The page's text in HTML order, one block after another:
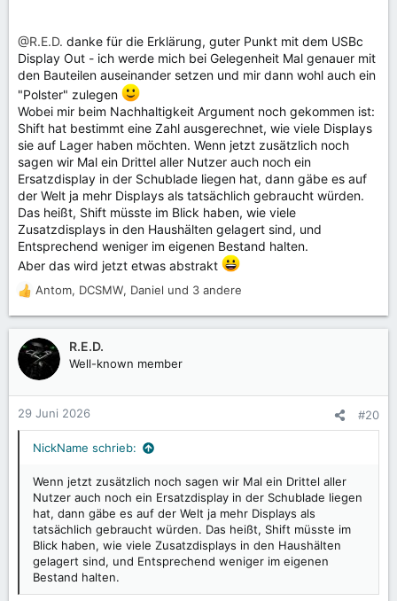
@R.E.D. danke für die Erklärung, guter Punkt mit dem USBc
Display Out - ich werde mich bei Gelegenheit Mal genauer mit
den Bauteilen auseinander setzen und mir dann wohl auch ein
"Polster" zulegen
Wobei mir beim Nachhaltigkeit Argument noch gekommen ist:
Shift hat bestimmt eine Zahl ausgerechnet, wie viele Displays
sie auf Lager haben möchten. Wenn jetzt zusätzlich noch
sagen wir Mal ein Drittel aller Nutzer auch noch ein
Ersatzdisplay in der Schublade liegen hat, dann gäbe es auf
der Welt ja mehr Displays als tatsächlich gebraucht würden.
Das heißt, Shift müsste im Blick haben, wie viele
Zusatzdisplays in den Haushälten gelagert sind, und
Entsprechend weniger im eigenen Bestand halten.
Aber das wird jetzt etwas abstrakt
R
e
a
k
t
o
n
Antom, DCSMW, Daniel und 3 andere
R.E.D.
Well-known member
29 Juni 2026 #20
NickName schrieb:
Wenn jetzt zusätzlich noch sagen wir Mal ein Drittel aller
Nutzer auch noch ein Ersatzdisplay in der Schublade liegen
hat, dann gäbe es auf der Welt ja mehr Displays als
tatsächlich gebraucht würden. Das heißt, Shift müsste im
Blick haben, wie viele Zusatzdisplays in den Haushälten
gelagert sind, und Entsprechend weniger im eigenen
Bestand halten.